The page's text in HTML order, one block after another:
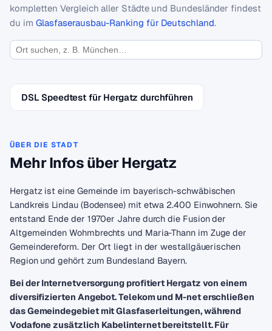
kompletten Vergleich aller Städte und Bundesländer findest
du im Glasfaserausbau-Ranking für Deutschland.
DSL Speedtest für Hergatz durchführen
ÜBER DIE STADT
Mehr Infos über Hergatz
Hergatz ist eine Gemeinde im bayerisch-schwäbischen
Landkreis Lindau (Bodensee) mit etwa 2.400 Einwohnern. Sie
entstand Ende der 1970er Jahre durch die Fusion der
Altgemeinden Wohmbrechts und Maria-Thann im Zuge der
Gemeindereform. Der Ort liegt in der westallgäuerischen
Region und gehört zum Bundesland Bayern.
Bei der Internetversorgung profitiert Hergatz von einem
diversifizierten Angebot. Telekom und M-net erschließen
das Gemeindegebiet mit Glasfaserleitungen, während
Vodafone zusätzlich Kabelinternet bereitstellt. Für